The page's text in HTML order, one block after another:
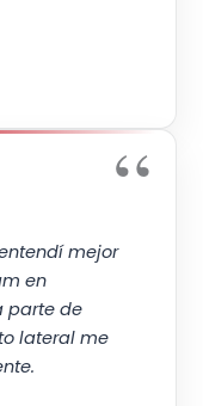
mejor
en
parte de
lateral me